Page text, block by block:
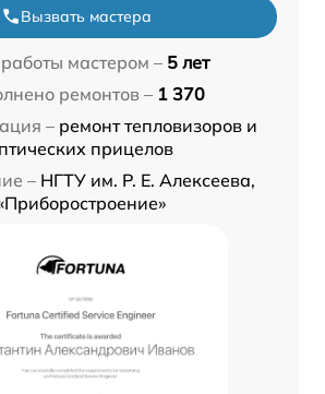
Вызвать мастера
мастером – 5 лет
ремонтов – 1 370
– ремонт тепловизоров и
прицелов
– НГТУ им. Р. Е. Алексеева,